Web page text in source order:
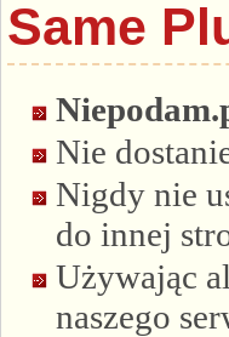
Same
Nie
Nigdy nie
do innej
Używając
naszego